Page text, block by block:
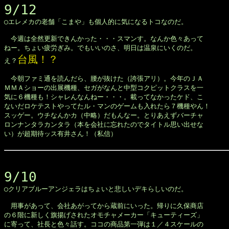
9/12
◯エレメカの老舗「こまや」も個人的に気になるトコなのだ。
今週は全然更新できんかった・・・スマンす。なんか色々あって
ねー。ちょい疲労ぎみ。でもいいのさ、明日は温泉にいくのだ。
え？ 台風！？
今朝ファミ通を読んだら、腰が抜けた（誇張アリ）。今年のＪＡ
ＭＭＡショーの出展機種、セガがなんと中型コクピットクラスを一
気に６機種も！シャレんなんねー・・・。載ってなかったケド、こ
ないだロケテストやってたル・マンのゲームも入れたら７機種やん！
スッゲー。ウチなんかカ（中略）だもんなー。とりあえずバーチャ
ロンナンタラカンタラ（本を会社に忘れたのでタイトル思い出せな
い）が超期待ッス有井さん！（私信）
9/10
◯クリアブルーアンジェラはちょいと悲しいデキらしいのだ。
用事があって、会社あがってから蔵前にいった。帰りに久保商店
の６階に新しく旗揚げされたオモチャメーカー「キューティーズ」
に寄って、社長と色々話す。ココの商品第一弾は１／４スケールの